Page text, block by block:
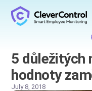
5 důležitých
hodnoty
July 8, 2018